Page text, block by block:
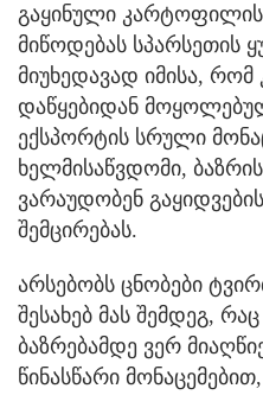
გაყინული
მიწოდებას სპარსეთის
მიუხედავად იმისა,
დაწყებიდან
ექსპორტის სრული
ხელმისაწვდომი,
ვარაუდობენ
შემცირებას.
არსებობს ცნობები
შესახებ მას შემდეგ,
ბაზრებამდე ვერ
წინასწარი